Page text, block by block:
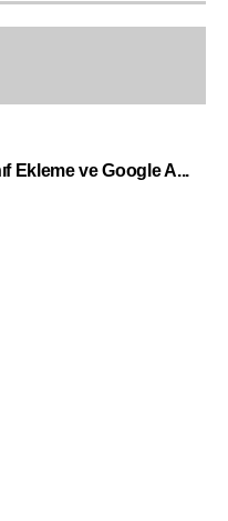
Ekleme ve Google A...